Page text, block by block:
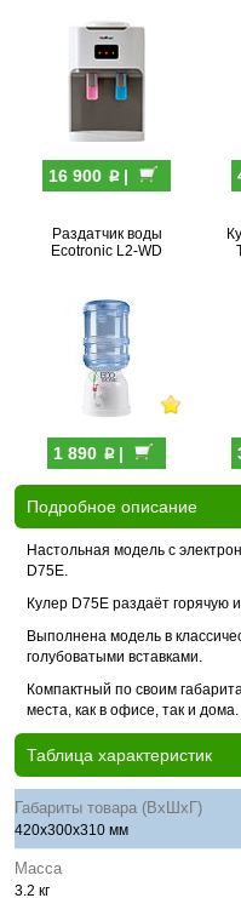
16 900 p|
Раздатчик воды
Ecotronic L2-WD
1 890 p|
Подробное описание
Настольная модель с
D75E.
Кулер D75E раздаёт горячую
Выполнена модель в
голубоватыми вставками.
Компактный по своим
места, как в офисе, так и дома.
Таблица характеристик
Габариты товара (ВхШхГ)
420x300x310 мм
Масса
3.2 кг